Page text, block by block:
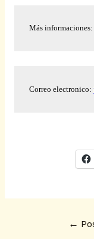
Más informaciones:
Correo electronico:
←